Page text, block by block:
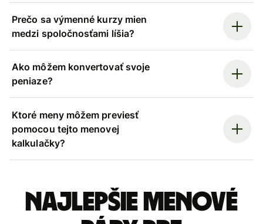
Prečo sa výmenné kurzy mien
medzi spoločnosťami líšia?
Ako môžem konvertovať svoje
peniaze?
Ktoré meny môžem previesť
pomocou tejto menovej
kalkulačky?
Najlepšie menové